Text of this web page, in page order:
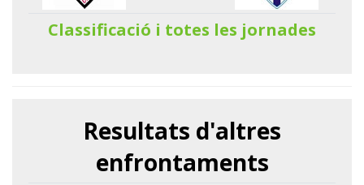
Classificació i totes les jornades
Resultats d'altres
enfrontaments